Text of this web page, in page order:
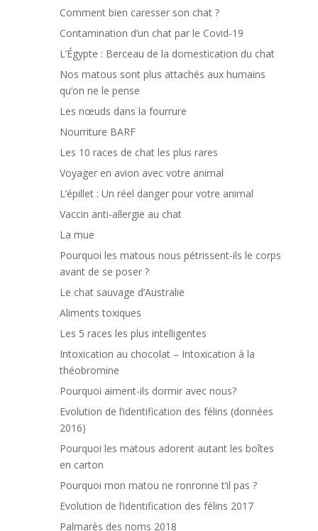
Comment bien caresser son chat ?
Contamination d’un chat par le Covid-19
L’Égypte : Berceau de la domestication du chat
Nos matous sont plus attachés aux humains
qu’on ne le pense
Les nœuds dans la fourrure
Nourriture BARF
Les 10 races de chat les plus rares
Voyager en avion avec votre animal
L’épillet : Un réel danger pour votre animal
Vaccin anti-allergie au chat
La mue
Pourquoi les matous nous pétrissent-ils le corps
avant de se poser ?
Le chat sauvage d’Australie
Aliments toxiques
Les 5 races les plus intelligentes
Intoxication au chocolat – Intoxication à la
théobromine
Pourquoi aiment-ils dormir avec nous?
Evolution de l’identification des félins (données
2016)
Pourquoi les matous adorent autant les boîtes
en carton
Pourquoi mon matou ne ronronne t’il pas ?
Evolution de l’identification des félins 2017
Palmarès des noms 2018